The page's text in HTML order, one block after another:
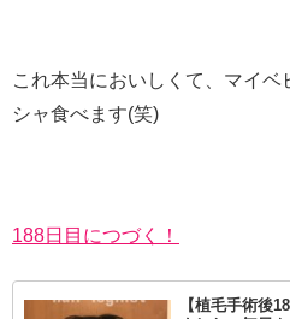
これ本当においしくて、マイベ
シャ食べます(笑)
188日目につづく！
【植毛手術後